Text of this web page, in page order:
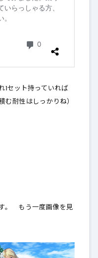
1セット持っていれば
む耐性はしっかりね）
。 もう一度画像を見